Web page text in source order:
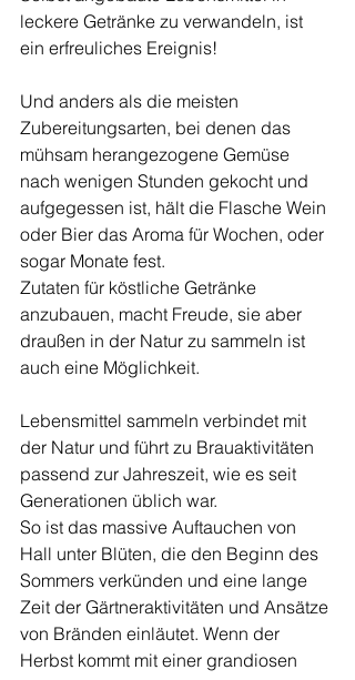
leckere Getränke zu verwandeln, ist
ein erfreuliches Ereignis!
Und anders als die meisten
Zubereitungsarten, bei denen das
mühsam herangezogene Gemüse
nach wenigen Stunden gekocht und
aufgegessen ist, hält die Flasche Wein
oder Bier das Aroma für Wochen, oder
sogar Monate fest.
Zutaten für köstliche Getränke
anzubauen, macht Freude, sie aber
draußen in der Natur zu sammeln ist
auch eine Möglichkeit.
Lebensmittel sammeln verbindet mit
der Natur und führt zu Brauaktivitäten
passend zur Jahreszeit, wie es seit
Generationen üblich war.
So ist das massive Auftauchen von
Hall unter Blüten, die den Beginn des
Sommers verkünden und eine lange
Zeit der Gärtneraktivitäten und Ansätze
von Bränden einläutet. Wenn der
Herbst kommt mit einer grandiosen